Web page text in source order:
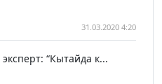
31.03.2020 4:20
“Кытайда к...